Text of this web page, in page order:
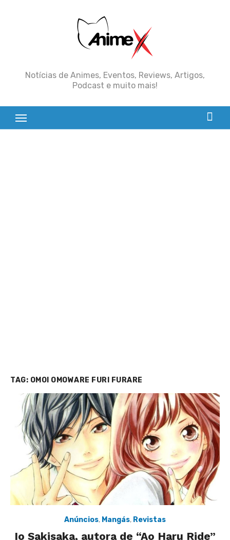
Notícias de Animes, Eventos, Reviews, Artigos,
Podcast e muito mais!
TAG: OMOI OMOWARE FURI FURARE
Anúncios, Mangás, Revistas
Io Sakisaka, autora de “Ao Haru Ride”